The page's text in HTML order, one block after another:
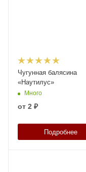
Чугунная балясина
«Наутилус»
Много
от 2 ₽
Подробнее